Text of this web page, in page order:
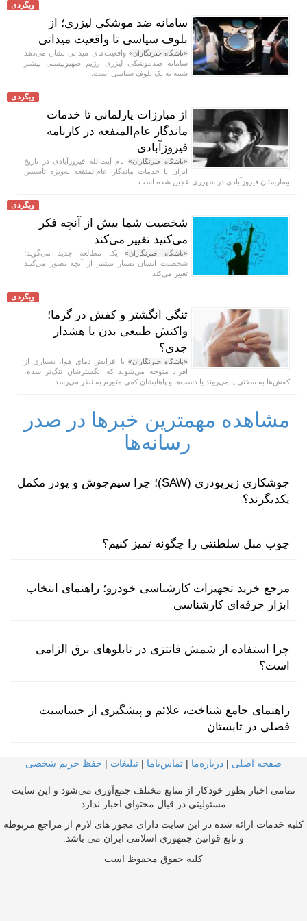
وبگردی
سامانه ضد موشکی لیزری؛ از
بلوف سیاسی تا واقعیت میدانی
«باشگاه خبرنگاران» واقعیت‌های میدانی نشان می‌دهد
سامانه ضدموشکی لیزری رژیم صهیونیستی بیشتر
شبیه به یک بلوف سیاسی است.
وبگردی
از مبارزات پارلمانی تا خدمات
ماندگار عام‌المنفعه در کارنامه
فیروزآبادی
«باشگاه خبرنگاران» نام آیت‌الله فیروزآبادی در تاریخ
ایران با خدمات ماندگار عام‌المنفعه به‌ویژه تأسیس
بیمارستان فیروزآبادی در شهرری عجین شده است.
وبگردی
شخصیت شما بیش از آنچه فکر
می‌کنید تغییر می‌کند
«باشگاه خبرنگاران» یک مطالعه جدید می‌گوید؛
شخصیت انسان بسیار بیشتر از آنچه تصور می‌کنید
تغییر می‌کند.
وبگردی
تنگی انگشتر و کفش در گرما؛
واکنش طبیعی بدن یا هشدار
جدی؟
«باشگاه خبرنگاران»با افزایش دمای هوا، بسیاری از
افراد متوجه می‌شوند که انگشترشان تنگ‌تر شده،
کفش‌ها به سختی پا می‌روند یا دست‌ها و پاهایشان کمی متورم به نظر می‌رسد.
مشاهده مهمترین خبرها در صدر
رسانه‌ها
جوشکاری زیرپودری (SAW)؛ چرا سیم‌جوش و پودر مکمل
یکدیگرند؟
چوب مبل سلطنتی را چگونه تمیز کنیم؟
مرجع خرید تجهیزات کارشناسی خودرو؛ راهنمای انتخاب
ابزار حرفه‌ای کارشناسی
چرا استفاده از شمش فانتزی در تابلوهای برق الزامی
است؟
راهنمای جامع شناخت، علائم و پیشگیری از حساسیت
فصلی در تابستان
صفحه اصلی | درباره‌ما | تماس‌با‌ما | تبلیغات | حفظ حریم شخصی
تمامی اخبار بطور خودکار از منابع مختلف جمع‌آوری می‌شود و این سایت
مسئولیتی در قبال محتوای اخبار ندارد
کلیه خدمات ارائه شده در این سایت دارای مجوز های لازم از مراجع مربوطه
و تابع قوانین جمهوری اسلامی ایران می باشد.
کلیه حقوق محفوظ است